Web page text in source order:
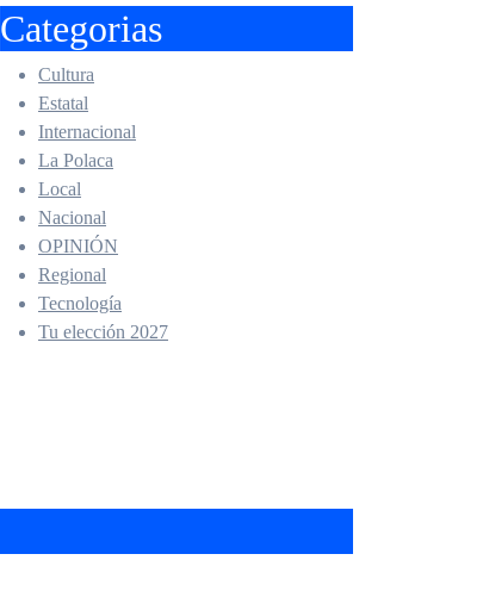
Categorias
Cultura
Estatal
Internacional
La Polaca
Local
Nacional
OPINIÓN
Regional
Tecnología
Tu elección 2027